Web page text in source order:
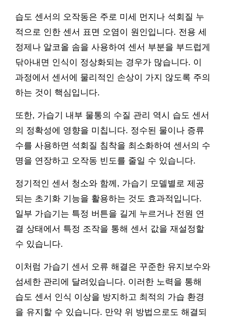
습도 센서의 오작동은 주로 미세 먼지나 석회질 누
적으로 인한 센서 표면 오염이 원인입니다. 전용 세
정제나 알코올 솜을 사용하여 센서 부분을 부드럽게
닦아내면 인식이 정상화되는 경우가 많습니다. 이
과정에서 센서에 물리적인 손상이 가지 않도록 주의
하는 것이 핵심입니다.
또한, 가습기 내부 물통의 수질 관리 역시 습도 센서
의 정확성에 영향을 미칩니다. 정수된 물이나 증류
수를 사용하면 석회질 침착을 최소화하여 센서의 수
명을 연장하고 오작동 빈도를 줄일 수 있습니다.
정기적인 센서 청소와 함께, 가습기 모델별로 제공
되는 초기화 기능을 활용하는 것도 효과적입니다.
일부 가습기는 특정 버튼을 길게 누르거나 전원 연
결 상태에서 특정 조작을 통해 센서 값을 재설정할
수 있습니다.
이처럼 가습기 센서 오류 해결은 꾸준한 유지보수와
섬세한 관리에 달려있습니다. 이러한 노력을 통해
습도 센서 인식 이상을 방지하고 최적의 가습 환경
을 유지할 수 있습니다. 만약 위 방법으로도 해결되